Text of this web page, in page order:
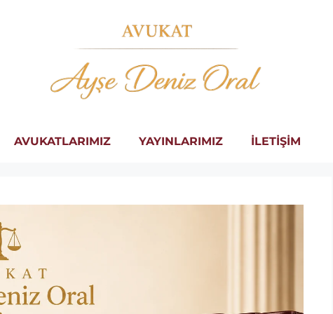
AVUKATLARIMIZ YAYINLARIMIZ İLETİŞİM